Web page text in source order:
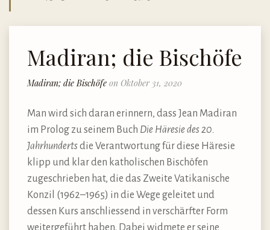
Madiran; die Bischöfe
Madiran; die Bischöfe on Oktober 31, 2020
Man wird sich daran erinnern, dass Jean Madiran
im Prolog zu seinem Buch Die Häresie des 20.
Jahrhundertsdie Verantwortung für diese Häresie
klipp und klar den katholischen Bischöfen
zugeschrieben hat, die das Zweite Vatikanische
Konzil (1962–1965) in die Wege geleitet und
dessen Kurs anschliessend in verschärfter Form
weitergeführt haben. Dabei widmete er seine